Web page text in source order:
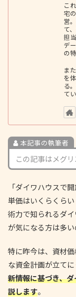
こ
宅
営
て
担
デ
の
ま
を
る
て
本記事の執筆者
この記事はメグ
「ダイワハウスで
単価はいくらくら
術力で知られるダ
が気になる方は多
特に昨今は、資材
な資金計画が立てに
新情報に基づき、
説します。